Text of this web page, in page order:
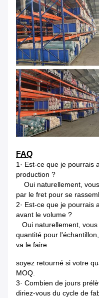
FAQ
1· Est-ce que je pourrais
production ?
Oui naturellement,
par le fret pour se
2· Est-ce que je pourrais
avant le volume ?
Oui naturellement,
quantité pour
va le faire
soyez retourné si votre
MOQ.
3· Combien de jours
diriez-vous du cycle de